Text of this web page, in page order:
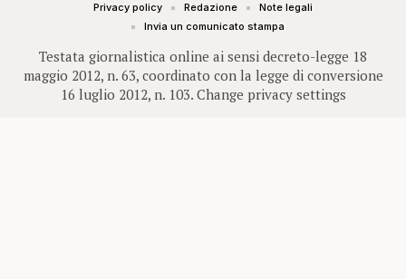
Testata giornalistica online ai sensi decreto-legge 18
maggio 2012, n. 63, coordinato con la legge di conversione
16 luglio 2012, n. 103. Change privacy settings
Privacy policy Redazione
Note legali
Invia un comunicato stampa